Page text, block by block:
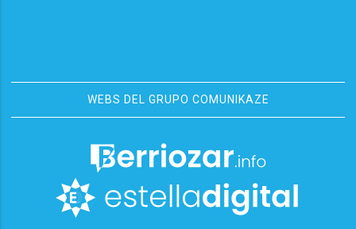
WEBS DEL GRUPO COMUNIKAZE